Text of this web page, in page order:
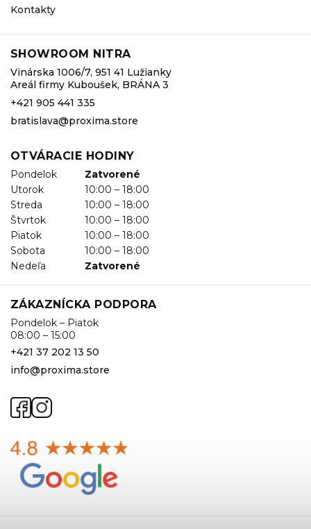
Kontakty
SHOWROOM NITRA
Vinárska 1006/7, 951 41 Lužianky
Areál firmy Kuboušek, BRÁNA 3
+421 905 441 335
bratislava@proxima.store
OTVÁRACIE HODINY
Pondelok
Zatvorené
Utorok
10:00 – 18:00
Streda
10:00 – 18:00
Štvrtok
10:00 – 18:00
Piatok
10:00 – 18:00
Sobota
10:00 – 18:00
Nedeľa
Zatvorené
ZÁKAZNÍCKA PODPORA
Pondelok – Piatok
08:00 – 15:00
+421 37 202 13 50
info@proxima.store